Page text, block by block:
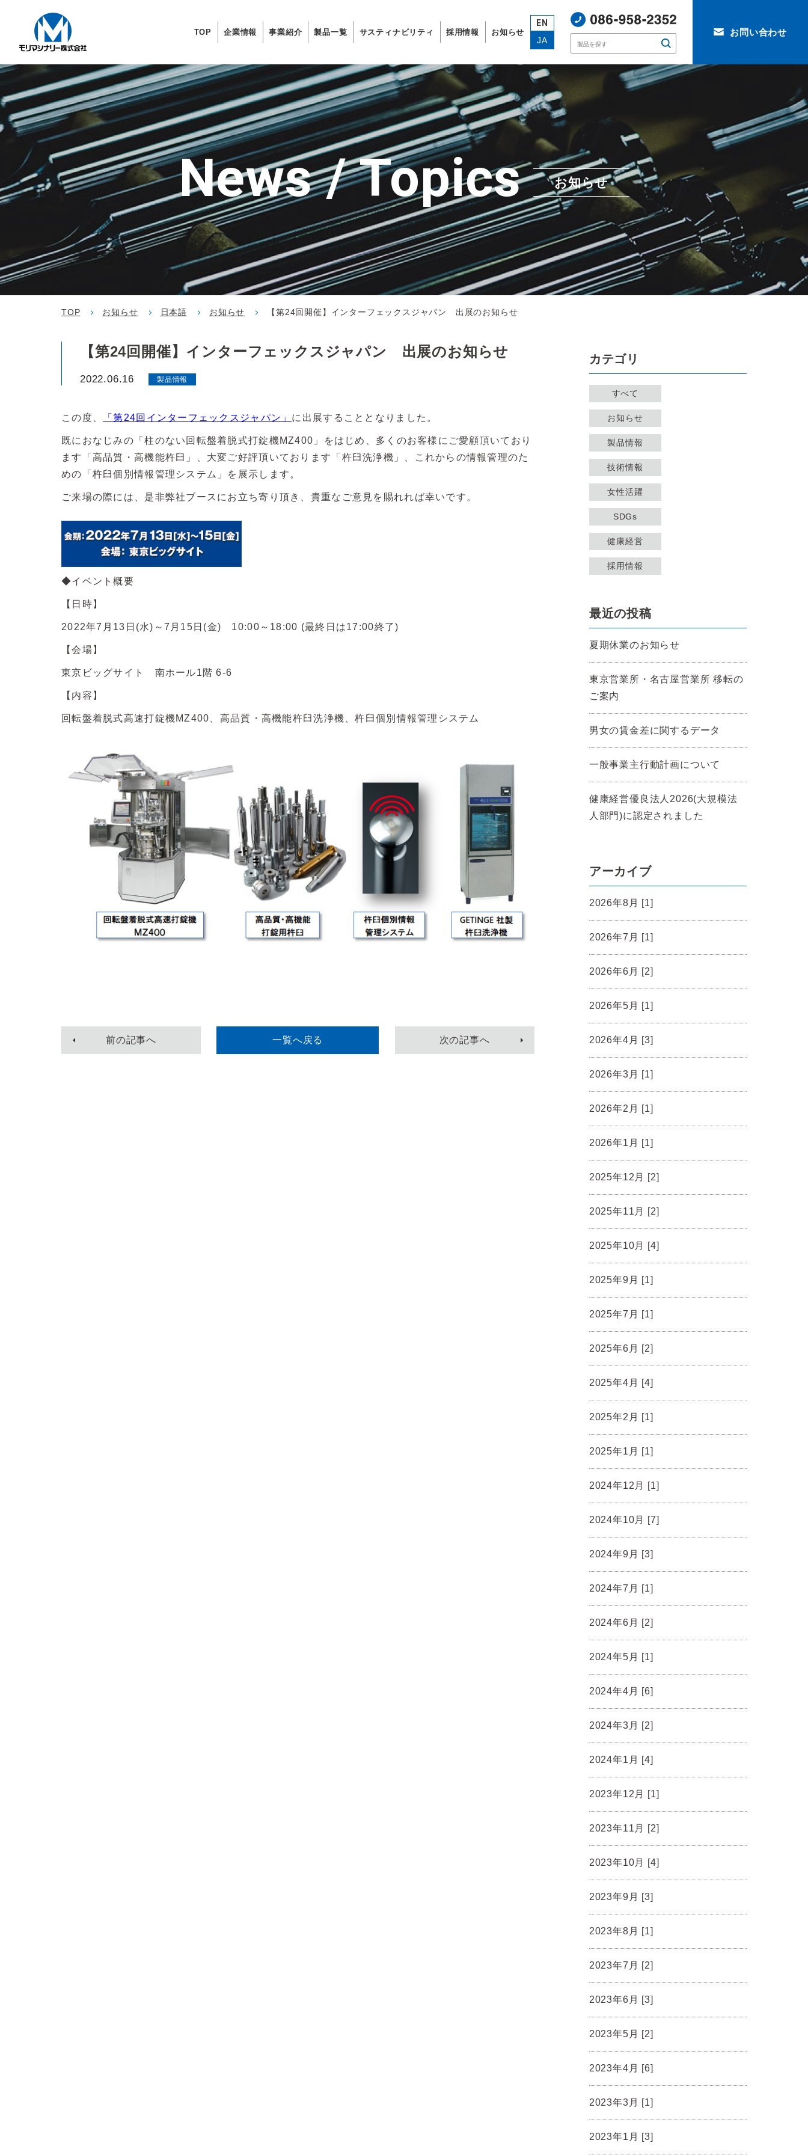
TOP 企業情報 事業紹介 製品一覧 サスティナビリティ 採用情報 お知らせ
EN
JA
お問い合わせ
News / Topics お知らせ
TOP お知らせ 日本語 お知らせ 【第24回開催】インターフェックスジャパン 出展のお知らせ
【第24回開催】インターフェックスジャパン 出展のお知らせ
2022.06.16 製品情報
この度、 「第24回インターフェックスジャパン」 に出展することとなりました。
既におなじみの「柱のない回転盤着脱式打錠機MZ400」をはじめ、多くのお客様にご愛顧頂いており
ます「高品質・高機能杵臼」、大変ご好評頂いております「杵臼洗浄機」、これからの情報管理のた
めの「杵臼個別情報管理システム」を展示します。
ご来場の際には、是非弊社ブースにお立ち寄り頂き、貴重なご意見を賜れれば幸いです。
◆イベント概要
【日時】
2022年7月13日(水)～7月15日(金) 10:00～18:00 (最終日は17:00終了)
【会場】
東京ビッグサイト 南ホール1階 6-6
【内容】
回転盤着脱式高速打錠機MZ400、高品質・高機能杵臼洗浄機、杵臼個別情報管理システム
前の記事へ 一覧へ戻る 次の記事へ
カテゴリ
すべて
お知らせ
製品情報
技術情報
女性活躍
SDGs
健康経営
採用情報
最近の投稿
夏期休業のお知らせ
東京営業所・名古屋営業所 移転の
ご案内
男女の賃金差に関するデータ
一般事業主行動計画について
健康経営優良法人2026(大規模法
人部門)に認定されました
アーカイブ
2026年8月 [1]
2026年7月 [1]
2026年6月 [2]
2026年5月 [1]
2026年4月 [3]
2026年3月 [1]
2026年2月 [1]
2026年1月 [1]
2025年12月 [2]
2025年11月 [2]
2025年10月 [4]
2025年9月 [1]
2025年7月 [1]
2025年6月 [2]
2025年4月 [4]
2025年2月 [1]
2025年1月 [1]
2024年12月 [1]
2024年10月 [7]
2024年9月 [3]
2024年7月 [1]
2024年6月 [2]
2024年5月 [1]
2024年4月 [6]
2024年3月 [2]
2024年1月 [4]
2023年12月 [1]
2023年11月 [2]
2023年10月 [4]
2023年9月 [3]
2023年8月 [1]
2023年7月 [2]
2023年6月 [3]
2023年5月 [2]
2023年4月 [6]
2023年3月 [1]
2023年1月 [3]